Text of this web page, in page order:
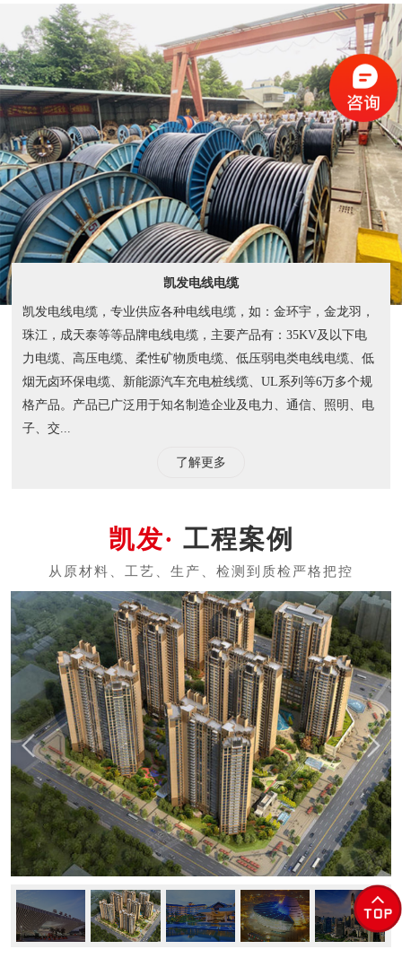
凯发电线电缆
凯发电线电缆，专业供应各种电线电缆，如：金环宇，金龙羽，
珠江，成天泰等等品牌电线电缆，主要产品有：35KV及以下电
力电缆、高压电缆、柔性矿物质电缆、低压弱电类电线电缆、低
烟无卤环保电缆、新能源汽车充电桩线缆、UL系列等6万多个规
格产品。产品已广泛用于知名制造企业及电力、通信、照明、电
子、交...
了解更多
工程案例